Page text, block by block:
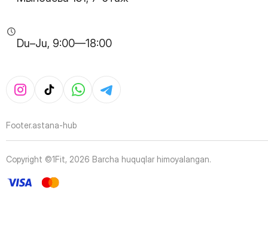
Du–Ju, 9:00—18:00
Footer.astana-hub
Copyright ©1Fit, 2026 Barcha huquqlar himoyalangan.